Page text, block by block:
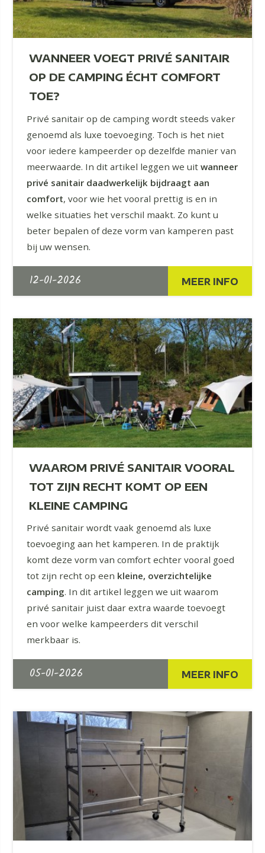
WANNEER VOEGT PRIVÉ SANITAIR
OP DE CAMPING ÉCHT COMFORT
TOE?
Privé sanitair op de camping wordt steeds vaker
genoemd als luxe toevoeging. Toch is het niet
voor iedere kampeerder op dezelfde manier van
meerwaarde. In dit artikel leggen we uitwanneer
privé sanitair daadwerkelijk bijdraagt aan
comfort, voor wie het vooral prettig is en in
welke situaties het verschil maakt. Zo kunt u
beter bepalen of deze vorm van kamperen past
bij uw wensen.
12-01-2026 MEER INFO
WAAROM PRIVÉ SANITAIR VOORAL
TOT ZIJN RECHT KOMT OP EEN
KLEINE CAMPING
Privé sanitair wordt vaak genoemd als luxe
toevoeging aan het kamperen. In de praktijk
komt deze vorm van comfort echter vooral goed
tot zijn recht op een kleine, overzichtelijke
camping. In dit artikel leggen we uit waarom
privé sanitair juist daar extra waarde toevoegt
en voor welke kampeerders dit verschil
merkbaar is.
05-01-2026 MEER INFO